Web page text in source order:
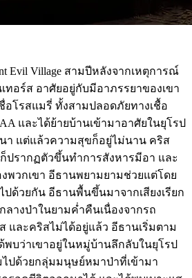
Evil Village สามปีหลังจากเหตุการณ์
เทอร์ส อาศัยอยู่กับมีอาภรรยาของเขา
อโรสแมรี่ ทั้งสามปลอดภัยทางเชื้อ
และได้ย้ายบ้านเข้ามาอาศัยในยุโรป
นา แต่แล้วความสุขก็อยู่ไม่นาน คริส
ปรากฏตัวขึ้นทำการสังหารมีอา และ
พวกเขา อีธานพยามยามช่วยแต่โดย
ด้วยกัน อีธานพื้นขึ้นมาจากเสียงเรียก
ลางป่าในยามค่ำคืนเนื่องจากรถ
และคริสไม่ได้อยู่แล้ว อีธานเริ่มตาม
พบว่าเขาอยู่ในหมู่บ้านลึกลับในยุโรป
ปด้วยกลุ่มมนุษย์หมาป่าที่เข้ามา